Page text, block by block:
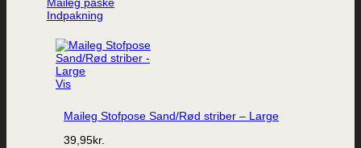
Indpakning
Vis
Maileg Stofpose Sand/Rød striber – Large
39,95kr.